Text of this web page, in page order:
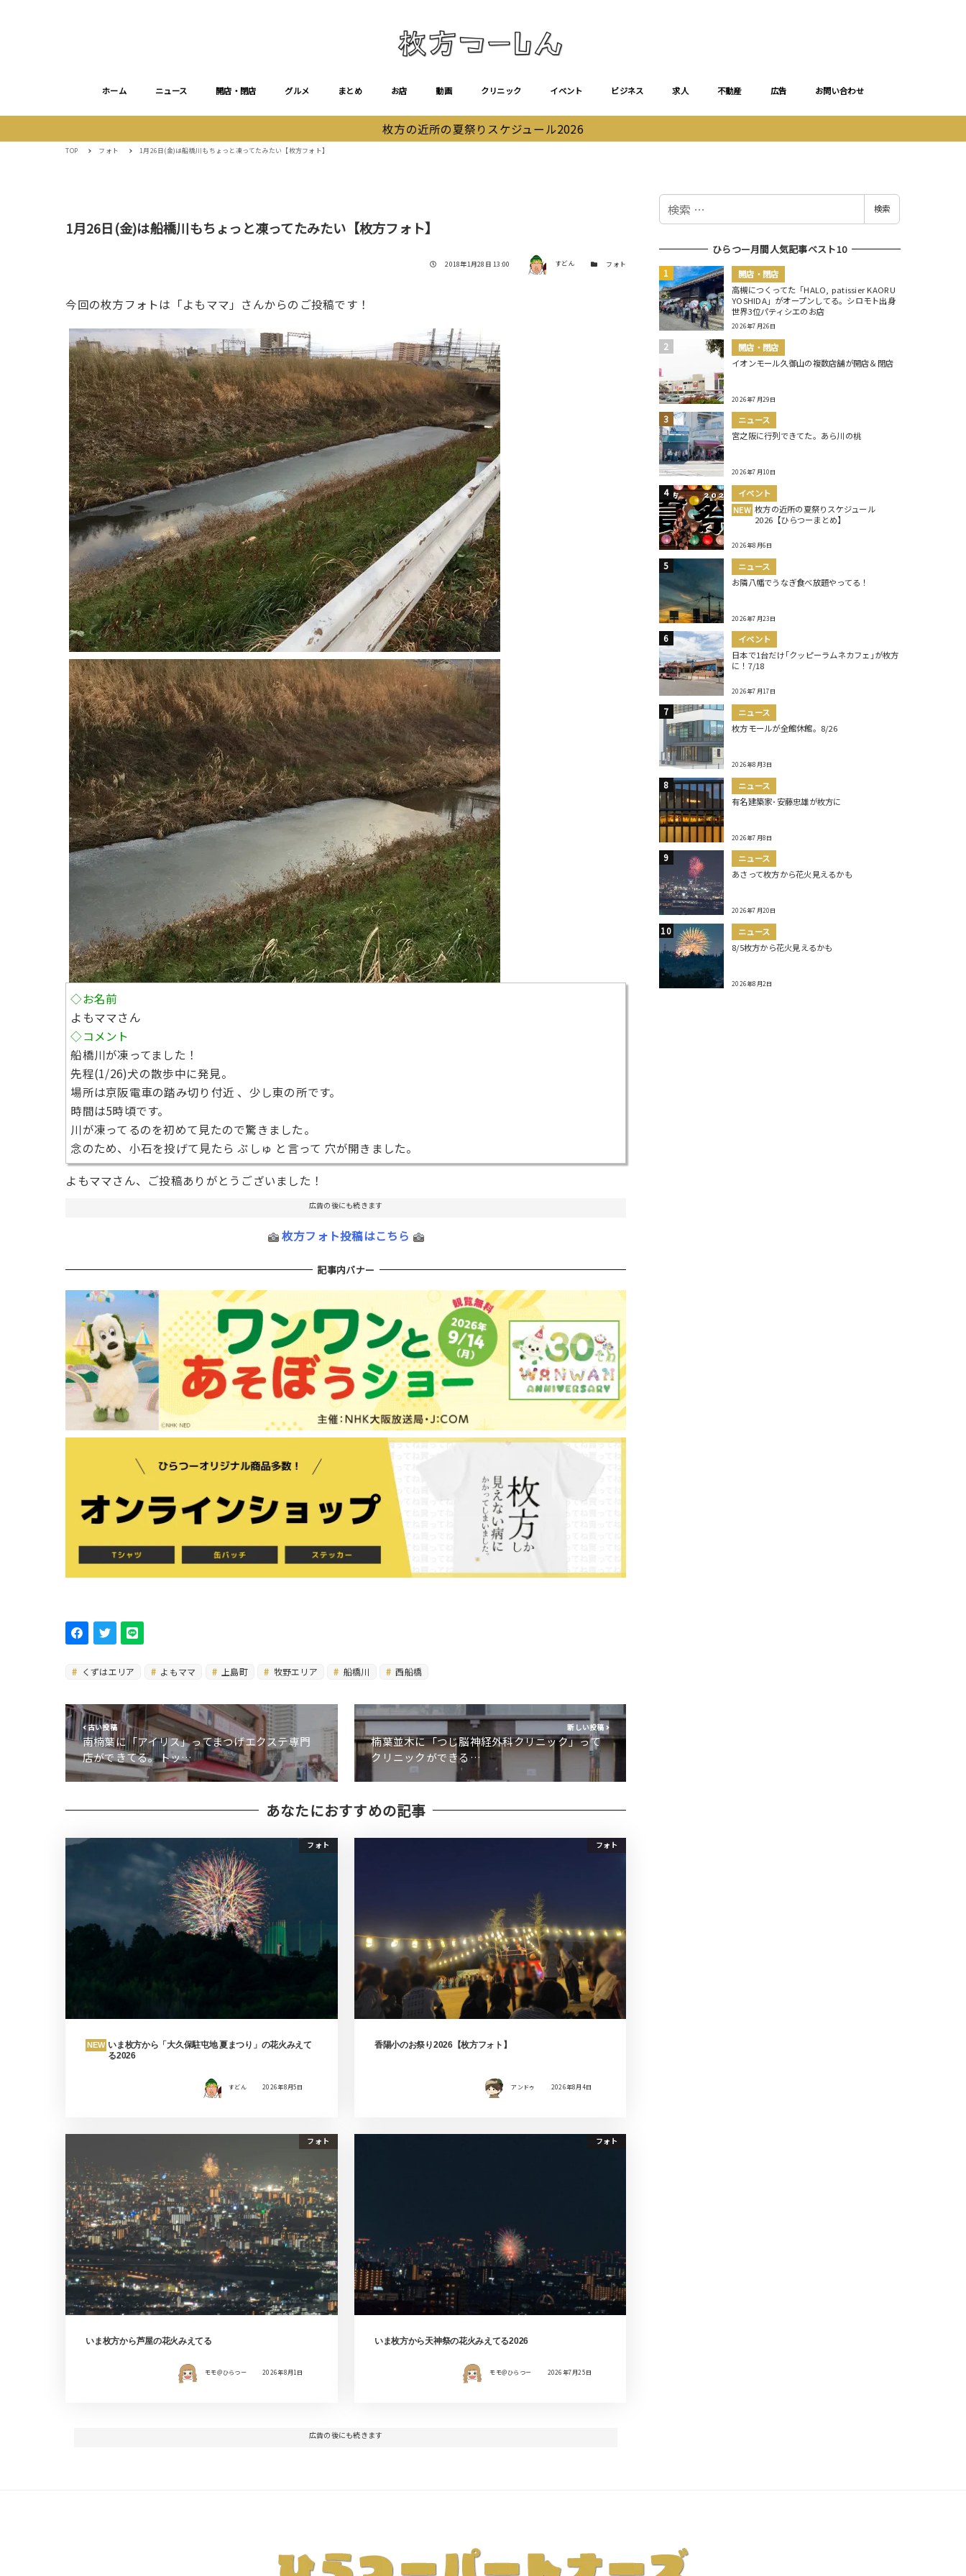
ホーム ニュース 開店・閉店 グルメ まとめ お店 動画 クリニック イベント ビジネス 求人 不動産 広告 お問い合わせ
枚方の近所の夏祭りスケジュール2026
TOP フォト 1月26日(金)は船橋川もちょっと凍ってたみたい【枚方フォト】
1月26日(金)は船橋川もちょっと凍ってたみたい【枚方フォト】
投稿日
2018年1月28日 13:00 著者 すどん カテゴリー
フォト
今回の枚方フォトは「よもママ」さんからのご投稿です！
◇お名前
よもママさん
◇コメント
船橋川が凍ってました！
先程(1/26)犬の散歩中に発見。
場所は京阪電車の踏み切り付近 、少し東の所です。
時間は5時頃です。
川が凍ってるのを初めて見たので驚きました。
念のため、小石を投げて見たら ぷしゅ と言って 穴が開きました。
よもママさん、ご投稿ありがとうございました！
広告の後にも続きます
枚方フォト投稿はこちら
記事内バナー
くずはエリア よもママ 上島町 牧野エリア 船橋川 西船橋
古い投稿
南楠葉に「アイリス」ってまつげエクステ専門
店ができてる。トッ…
新しい投稿
楠葉並木に「つじ脳神経外科クリニック」って
クリニックができる…
あなたにおすすめの記事
フォト
NEW いま枚方から「大久保駐屯地 夏まつり」の花火みえて
る2026
すどん 2026年8月5日
フォト
香陽小のお祭り2026【枚方フォト】
アンドゥ 2026年8月4日
フォト
いま枚方から芦屋の花火みえてる
モモ＠ひらつー 2026年8月1日
フォト
いま枚方から天神祭の花火みえてる2026
モモ＠ひらつー 2026年7月25日
広告の後にも続きます
検
検索
ひらつー月間人気記事ベスト10
開店・閉店
高槻につくってた「HALO, patissier KAORU
YOSHIDA」がオープンしてる。シロモト出身
世界3位パティシエのお店
2026年7月26日
開店・閉店
イオンモール久御山の複数店舗が開店＆閉店
2026年7月29日
ニュース
宮之阪に行列できてた。あら川の桃
2026年7月10日
イベント
NEW 枚方の近所の夏祭りスケジュール
2026【ひらつーまとめ】
2026年8月6日
ニュース
お隣八幡でうなぎ食べ放題やってる！
2026年7月23日
イベント
日本で1台だけ｢クッピーラムネカフェ｣が枚方
に！7/18
2026年7月17日
ニュース
枚方モールが全館休館。8/26
2026年8月3日
ニュース
有名建築家･安藤忠雄が枚方に
2026年7月8日
ニュース
あさって枚方から花火見えるかも
2026年7月20日
ニュース
8/5枚方から花火見えるかも
2026年8月2日